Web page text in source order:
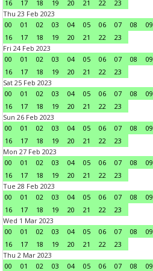
16
17 18 19 20 21 22
23
Thu 23 Feb 2023
00
01 02 03 04 05 06 07 08 09
16
17 18 19 20 21 22
23
Fri 24 Feb 2023
00
01 02 03 04 05 06 07 08 09
16
17 18 19 20 21 22
23
Sat 25 Feb 2023
00
01 02 03 04 05 06 07 08 09
16
17 18 19 20 21 22
23
Sun 26 Feb 2023
00
01 02 03 04 05 06 07 08 09
16
17 18 19 20 21 22
23
Mon 27 Feb 2023
00
01 02 03 04 05 06 07 08 09
16
17 18 19 20 21 22
23
Tue 28 Feb 2023
00
01 02 03 04 05 06 07 08 09
16
17 18 19 20 21 22
23
Wed 1 Mar 2023
00
01 02 03 04 05 06 07 08 09
16
17 18 19 20 21 22
23
Thu 2 Mar 2023
00
01 02 03 04 05 06 07 08 09